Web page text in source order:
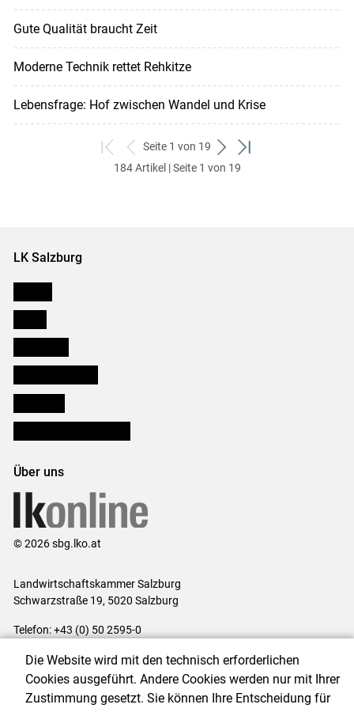
Gute Qualität braucht Zeit
Moderne Technik rettet Rehkitze
Lebensfrage: Hof zwischen Wandel und Krise
zum
ersten
zurück
zum
Seite 1 von 19
weiter
zum
zum
184 Artikel | Seite 1 von 19
LK Salzburg
Über uns
© 2026 sbg.lko.at
Landwirtschaftskammer Salzburg
Schwarzstraße 19, 5020 Salzburg
Telefon: +43 (0) 50 2595-0
Impressum|Kontakt|Datenschutzerklärung|Barrierefreiheit|
Cookie-Einstellungen
Die Website wird mit den technisch erforderlichen
Cookies ausgeführt. Andere Cookies werden nur mit Ihrer
Zustimmung gesetzt. Sie können Ihre Entscheidung für